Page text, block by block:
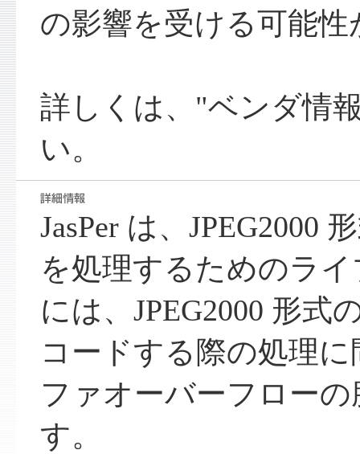
の影響を受ける可能
詳しくは、"ベンダ情
い。
JasPer は、JPEG2000
を処理するためのライ
には、JPEG2000 形式
コードする際の処理
ファオーバーフロー
す。